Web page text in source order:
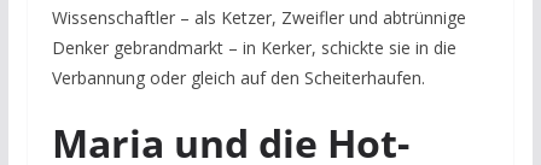
Wissenschaftler – als Ketzer, Zweifler und abtrünnige
Denker gebrandmarkt – in Kerker, schickte sie in die
Verbannung oder gleich auf den Scheiterhaufen.
Maria und die Hot-